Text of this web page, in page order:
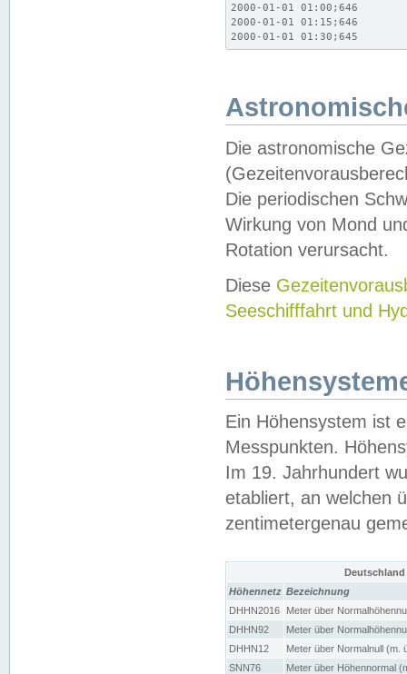
2000-01-01 01:00;646
2000-01-01 01:15;646
2000-01-01 01:30;645
Die astronomische
Die periodischen
Wirkung von Mond
Rotation verursacht.
Diese
Seeschifffahrt und
Ein Höhensystem ist
Messpunkten.
Im 19. Jahrhundert
etabliert, an welchen
zentimetergenau
Höhennetz Bezeichnung
DHHN2016
Meter über
DHHN92
Meter über
DHHN12
Meter über Normalnull (m.
SNN76
Meter über Höhennormal